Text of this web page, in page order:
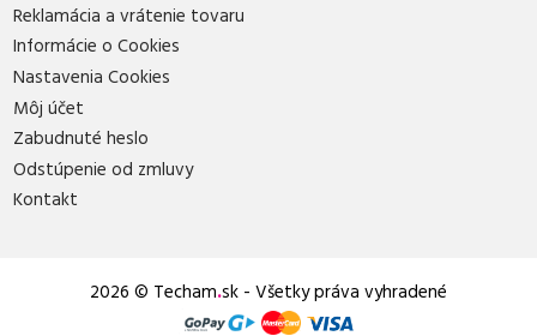
Reklamácia a vrátenie tovaru
Informácie o Cookies
Nastavenia Cookies
Môj účet
Zabudnuté heslo
Odstúpenie od zmluvy
Kontakt
2026 © Techam.sk - Všetky práva vyhradené